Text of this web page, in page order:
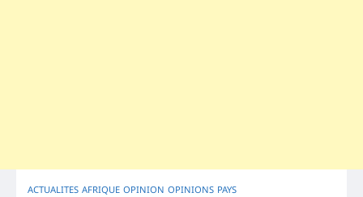
ACTUALITES AFRIQUE OPINION OPINIONS PAYS